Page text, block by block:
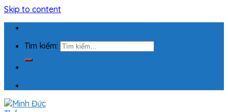
Skip to content
Tìm kiếm: